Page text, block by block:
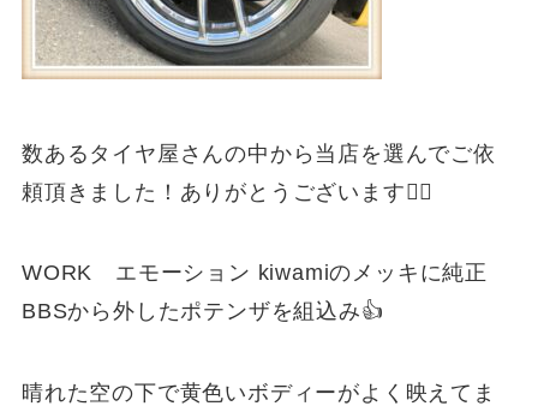
数あるタイヤ屋さんの中から当店を選んでご依
頼頂きました！ありがとうございます🙇‍♂️
WORK エモーション kiwamiのメッキに純正
BBSから外したポテンザを組込み👍
晴れた空の下で黄色いボディーがよく映えてま